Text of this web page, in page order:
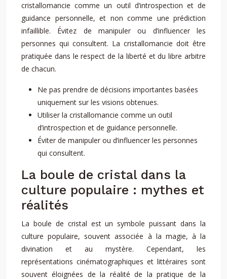
cristallomancie comme un outil d’introspection et de
guidance personnelle, et non comme une prédiction
infaillible. Évitez de manipuler ou d’influencer les
personnes qui consultent. La cristallomancie doit être
pratiquée dans le respect de la liberté et du libre arbitre
de chacun.
Ne pas prendre de décisions importantes basées
uniquement sur les visions obtenues.
Utiliser la cristallomancie comme un outil
d’introspection et de guidance personnelle.
Éviter de manipuler ou d’influencer les personnes
qui consultent.
La boule de cristal dans la
culture populaire : mythes et
réalités
La boule de cristal est un symbole puissant dans la
culture populaire, souvent associée à la magie, à la
divination et au mystère. Cependant, les
représentations cinématographiques et littéraires sont
souvent éloignées de la réalité de la pratique de la